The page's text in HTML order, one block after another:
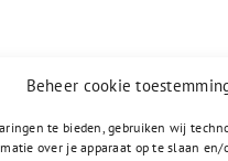
Beheer cookie
te bieden, gebruiken wij
over je apparaat op te slaan en/